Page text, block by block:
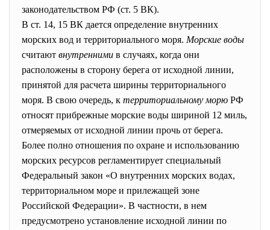
законодательством РФ (ст. 5 ВК).
В ст. 14, 15 ВК дается определение внутренних
морских вод и территориального моря. Морские воды
считают внутренними в случаях, когда они
расположены в сторону берега от исходной линии,
принятой для расчета ширины территориального
моря. В свою очередь, к территориальному морю РФ
относят прибрежные морские воды шириной 12 миль,
отмеряемых от исходной линии прочь от берега.
Более полно отношения по охране и использованию
морских ресурсов регламентирует специальный
Федеральный закон «О внутренних морских водах,
территориальном море и прилежащей зоне
Российской Федерации». В частности, в нем
предусмотрено установление исходной линии по